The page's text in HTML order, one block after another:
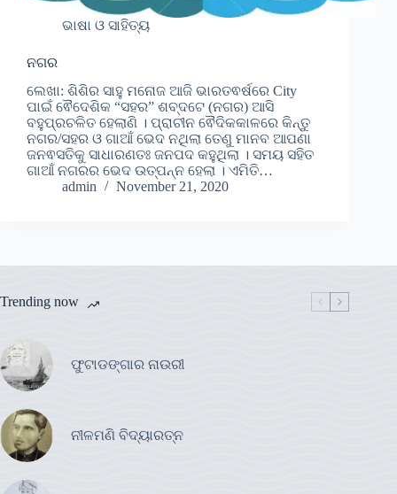
ଭାଷା ଓ ସାହିତ୍ୟ
ନଗର
ଲେଖା: ଶିଶିର ସାହୁ ମନୋଜ ଆଜି ଭାରତଵର୍ଷରେ City
ପାଇଁ ଵୈଦେଶିକ “ସହର” ଶବ୍ଦଟେ (ନଗର) ଆସି
ବହୁପ୍ରଚଳିତ ହେଲାଣି । ପ୍ରାଚୀନ ଵୈଦିକକାଳରେ କିନ୍ତୁ
ନଗର/ସହର ଓ ଗାଆଁ ଭେଦ ନଥିଲା ତେଣୁ ମାନବ ଆପଣା
ଜନଵସତିକୁ ସାଧାରଣତଃ ଜନପଦ କହୁଥିଲା । ସମୟ ସହିତ
ଗାଆଁ ନଗରର ଭେଦ ଉତ୍ପନ୍ନ ହେଲା । ଏମିତି…
admin
November 21, 2020
Trending now
ଫୁଟାଡଙ୍ଗାର ନାଉରୀ
ନୀଳମଣି ବିଦ୍ୟାରତ୍ନ